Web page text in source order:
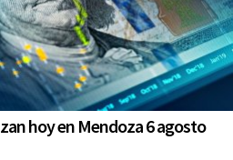
hoy en Mendoza 6 agosto